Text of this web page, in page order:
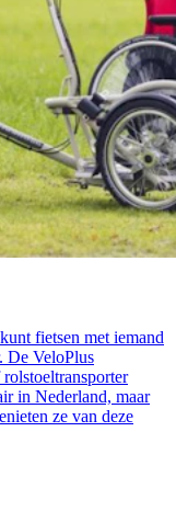
fietsen met iemand
De VeloPlus
in Nederland, maar
ze van deze